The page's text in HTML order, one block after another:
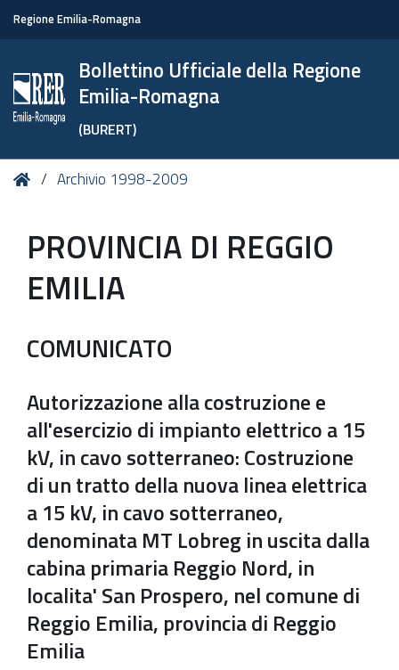
Regione Emilia-Romagna
Bollettino Ufficiale della Regione
Emilia-Romagna
(BURERT)
Tu HomeArchivio 1998-2009
PROVINCIA DI REGGIO
EMILIA
COMUNICATO
Autorizzazione alla costruzione e
all'esercizio di impianto elettrico a 15
kV, in cavo sotterraneo: Costruzione
di un tratto della nuova linea elettrica
a 15 kV, in cavo sotterraneo,
denominata MT Lobreg in uscita dalla
cabina primaria Reggio Nord, in
localita' San Prospero, nel comune di
Reggio Emilia, provincia di Reggio
Emilia